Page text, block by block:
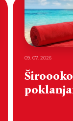
09. 07. 2026